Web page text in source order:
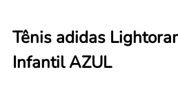
Tênis adidas
Infantil AZUL